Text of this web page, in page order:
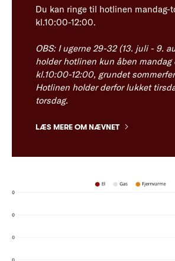
Du kan ringe til hotlinen mandag-
kl.10:00-12:00.
OBS: I ugerne 29-32 (13. juli - 9.
holder hotlinen kun åben mandag
kl.10:00-12:00, grundet
Hotlinen holder derfor lukket
torsdag.
LÆS MERE OM NÆVNET